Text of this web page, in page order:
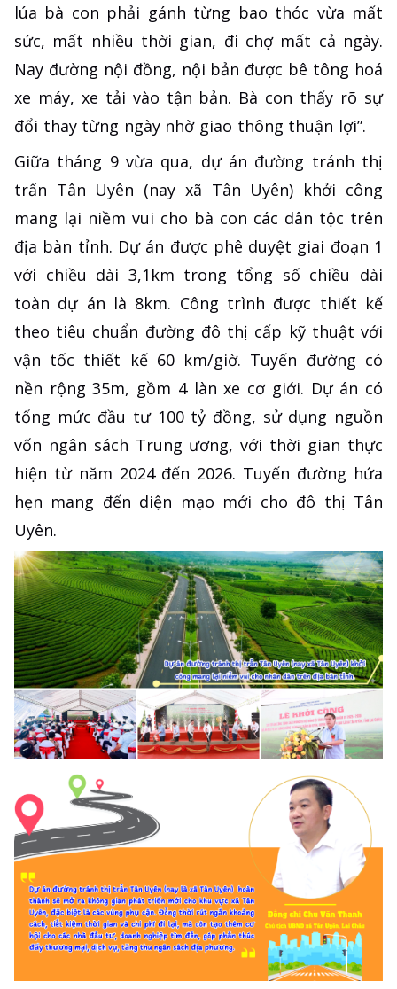
lúa bà con phải gánh từng bao thóc vừa mất
sức, mất nhiều thời gian, đi chợ mất cả ngày.
Nay đường nội đồng, nội bản được bê tông hoá
xe máy, xe tải vào tận bản. Bà con thấy rõ sự
đổi thay từng ngày nhờ giao thông thuận lợi”.
Giữa tháng 9 vừa qua, dự án đường tránh thị
trấn Tân Uyên (nay xã Tân Uyên) khởi công
mang lại niềm vui cho bà con các dân tộc trên
địa bàn tỉnh. Dự án được phê duyệt giai đoạn 1
với chiều dài 3,1km trong tổng số chiều dài
toàn dự án là 8km. Công trình được thiết kế
theo tiêu chuẩn đường đô thị cấp kỹ thuật với
vận tốc thiết kế 60 km/giờ. Tuyến đường có
nền rộng 35m, gồm 4 làn xe cơ giới. Dự án có
tổng mức đầu tư 100 tỷ đồng, sử dụng nguồn
vốn ngân sách Trung ương, với thời gian thực
hiện từ năm 2024 đến 2026. Tuyến đường hứa
hẹn mang đến diện mạo mới cho đô thị Tân
Uyên.